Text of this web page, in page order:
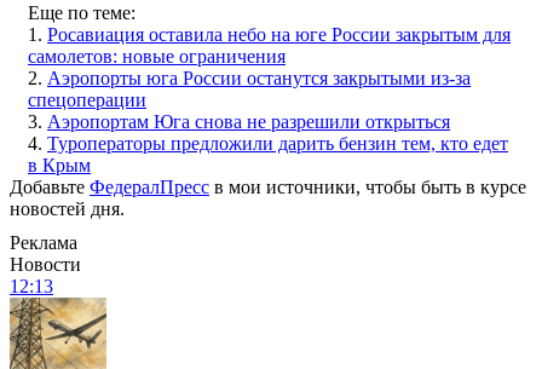
Еще по теме:
1. Росавиация оставила небо на юге России закрытым для
самолетов: новые ограничения
2. Аэропорты юга России останутся закрытыми из-за
спецоперации
3. Аэропортам Юга снова не разрешили открыться
4. Туроператоры предложили дарить бензин тем, кто едет
в Крым
Добавьте ФедералПресс в мои источники, чтобы быть в курсе
новостей дня.
Реклама
Новости
12:13